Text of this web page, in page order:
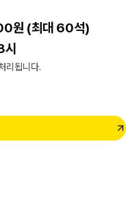
원 (최대 60석)
리됩니다.